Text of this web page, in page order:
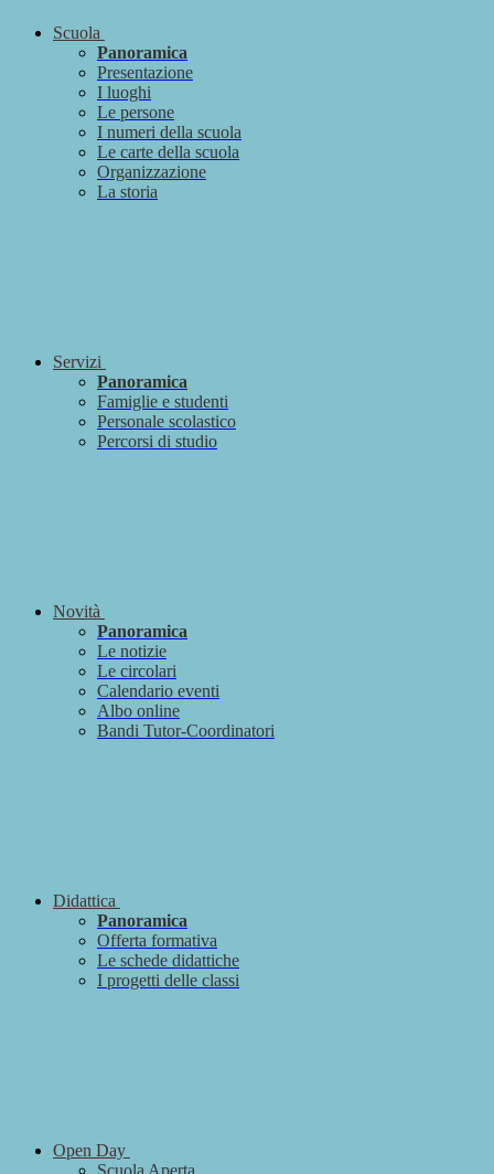
Scuola
Panoramica
Presentazione
I luoghi
Le persone
I numeri della scuola
Le carte della scuola
Organizzazione
La storia
Servizi
Panoramica
Famiglie e studenti
Personale scolastico
Percorsi di studio
Novità
Panoramica
Le notizie
Le circolari
Calendario eventi
Albo online
Bandi Tutor-Coordinatori
Didattica
Panoramica
Offerta formativa
Le schede didattiche
I progetti delle classi
Open Day